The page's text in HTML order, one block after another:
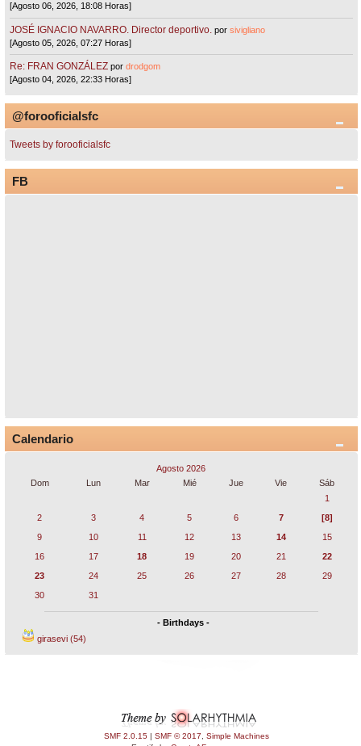
[Agosto 06, 2026, 18:08 Horas]
JOSÉ IGNACIO NAVARRO. Director deportivo. porsivigliano
[Agosto 05, 2026, 07:27 Horas]
Re: FRAN GONZÁLEZ pordrodgom
[Agosto 04, 2026, 22:33 Horas]
@forooficialsfc
Tweets by forooficialsfc
FB
Calendario
Agosto 2026
Dom
Lun Mar Mié Jue Vie
Sáb
1
2
3 4 5 6 7
[8]
9
10 11 12 13 14
15
16
17 18 19 20 21
22
23
24 25 26 27 28
29
30
31
- Birthdays -
girasevi (54)
SMF 2.0.15 | SMF © 2017
Simple Machines